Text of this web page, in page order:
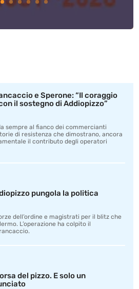
e Sperone: “Il coraggio
il sostegno di Addiopizzo”
sempre al fianco dei commercianti
di resistenza che dimostrano, ancora
il contributo degli operatori
pungola la politica
dell’ordine e magistrati per il blitz che
L’operazione ha colpito il
del pizzo. E solo un